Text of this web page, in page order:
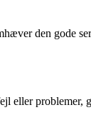
den gode
eller problemer,